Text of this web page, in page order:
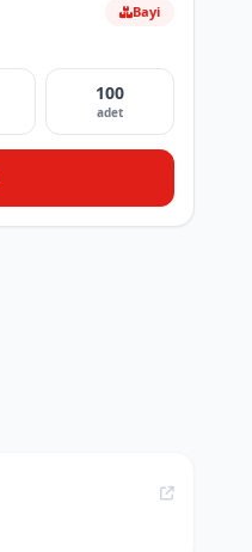
Bayi
100
adet